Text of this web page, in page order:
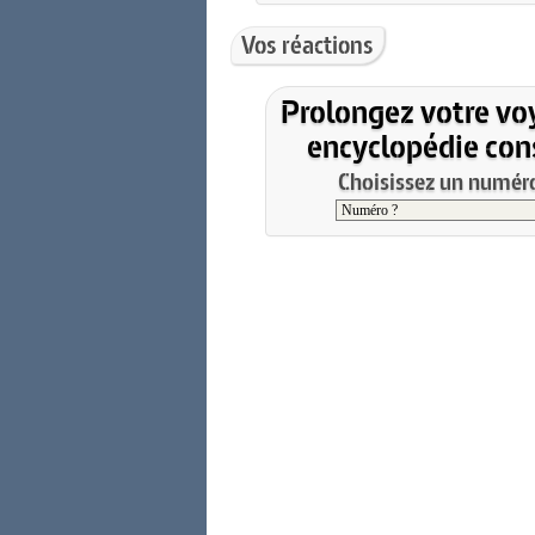
Vos réactions
Prolongez votre
encyclopédie
Choisissez un